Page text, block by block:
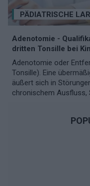
PÄDIATRISCHE
Adenotomie -
dritten Tonsille bei
Adenotomie oder
Tonsille). Eine
äußert sich in
chronischem Ausfluss,